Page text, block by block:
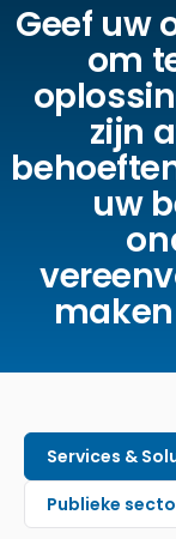
Geef uw
om
zijn
uw
Services &
Publieke